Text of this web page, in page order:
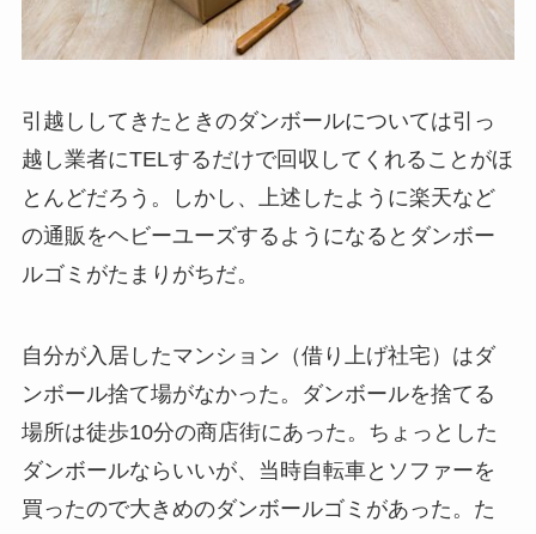
引越ししてきたときのダンボールについては引っ
越し業者にTELするだけで回収してくれることがほ
とんどだろう。しかし、上述したように楽天など
の通販をヘビーユーズするようになるとダンボー
ルゴミがたまりがちだ。
自分が入居したマンション（借り上げ社宅）はダ
ンボール捨て場がなかった。ダンボールを捨てる
場所は徒歩10分の商店街にあった。ちょっとした
ダンボールならいいが、当時自転車とソファーを
買ったので大きめのダンボールゴミがあった。た